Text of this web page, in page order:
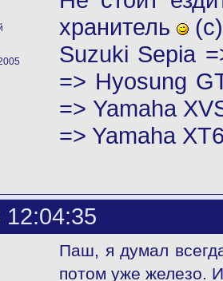
хранитель
(с)
Suzuki Sepia
=> Hyosung
=> Yamaha
=> Yamaha
12:04:35
Паш, я думал
потом уже железо.